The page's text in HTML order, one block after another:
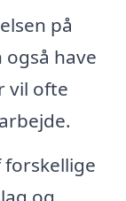
på
have
vil ofte
forskellige